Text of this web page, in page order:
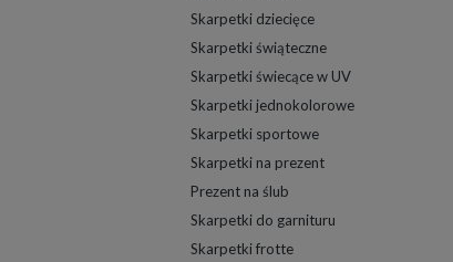
Skarpetki dziecięce
Skarpetki świąteczne
Skarpetki świecące w UV
Skarpetki jednokolorowe
Skarpetki sportowe
Skarpetki na prezent
Prezent na ślub
Skarpetki do garnituru
Skarpetki frotte